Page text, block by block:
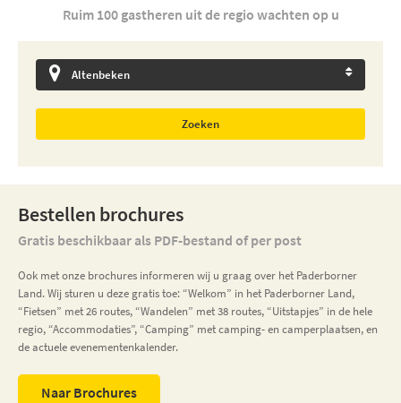
Ruim 100 gastheren uit de regio wachten op u
Zoeken
Bestellen brochures
Gratis beschikbaar als PDF-bestand of per post
Ook met onze brochures informeren wij u graag over het Paderborner
Land. Wij sturen u deze gratis toe: “Welkom” in het Paderborner Land,
“Fietsen” met 26 routes, “Wandelen” met 38 routes, “Uitstapjes” in de hele
regio, “Accommodaties”, “Camping” met camping- en camperplaatsen, en
de actuele evenementenkalender.
Naar Brochures